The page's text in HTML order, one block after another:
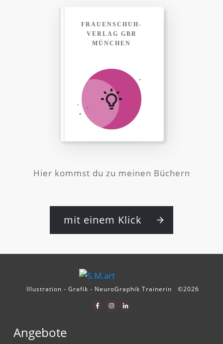
Hier kommst du zu meinen Büchern
mit einem Klick
FRAUENSCHUH-
VERLAG GBR
MÜNCHEN
Illustration - Grafik - NeuroGraphik Trainerin ©2026
Angebote